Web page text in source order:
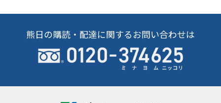
熊日の購読・配達に関するお問い合わせは